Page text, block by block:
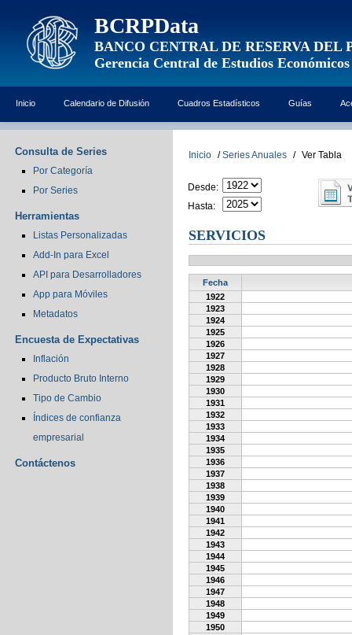
BCRPData
BANCO CENTRAL DE RESERVA DEL
Gerencia Central de Estudios Económicos
Inicio Calendario de Difusión Cuadros Estadísticos Guías
Consulta de Series
Por Categoría
Por Series
Herramientas
Listas Personalizadas
Add-In para Excel
API para Desarrolladores
App para Móviles
Metadatos
Encuesta de Expectativas
Inflación
Producto Bruto Interno
Tipo de Cambio
Índices de confianza
empresarial
Contáctenos
Inicio / Series Anuales / Ver Tabla
Desde:
Hasta:
SERVICIOS
Fecha
1922
1923
1924
1925
1926
1927
1928
1929
1930
1931
1932
1933
1934
1935
1936
1937
1938
1939
1940
1941
1942
1943
1944
1945
1946
1947
1948
1949
1950